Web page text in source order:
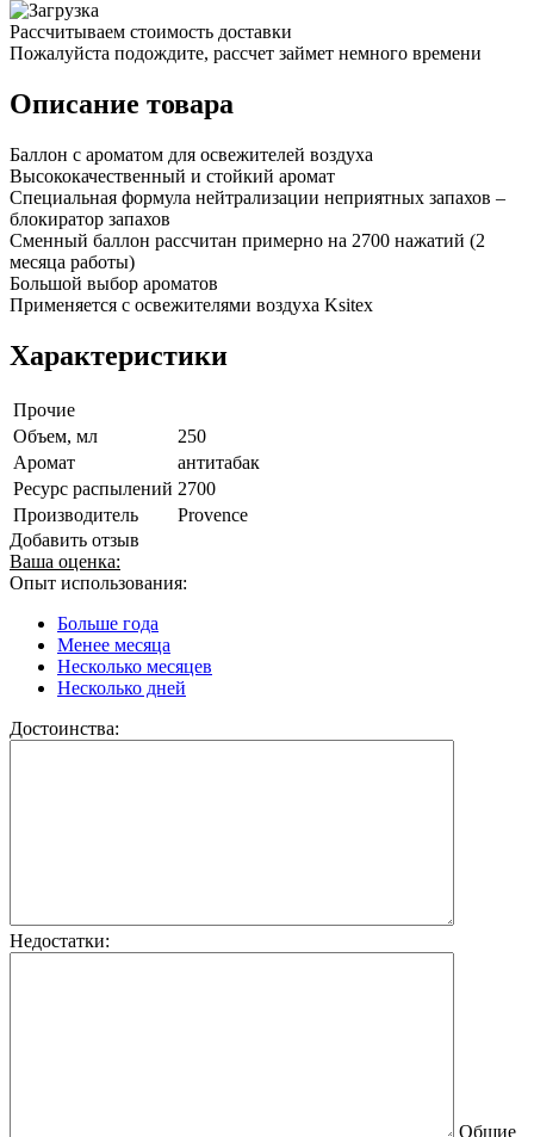
Рассчитываем стоимость доставки
Пожалуйста подождите, рассчет займет немного времени
Описание товара
Баллон с ароматом для освежителей воздуха
Высококачественный и стойкий аромат
Специальная формула нейтрализации неприятных запахов –
блокиратор запахов
Сменный баллон рассчитан примерно на 2700 нажатий (2
месяца работы)
Большой выбор ароматов
Применяется с освежителями воздуха Ksitex
Характеристики
Прочие
Объем, мл
250
Аромат
антитабак
Ресурс распылений 2700
Производитель
Provence
Добавить отзыв
Ваша оценка:
Опыт использования:
Больше года
Менее месяца
Несколько месяцев
Несколько дней
Достоинства:
Недостатки:
Общие